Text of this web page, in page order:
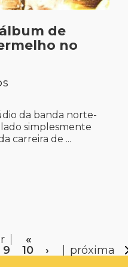
de
no
da banda norte-
simplesmente
carreira de ...
«
9 10 › próxima